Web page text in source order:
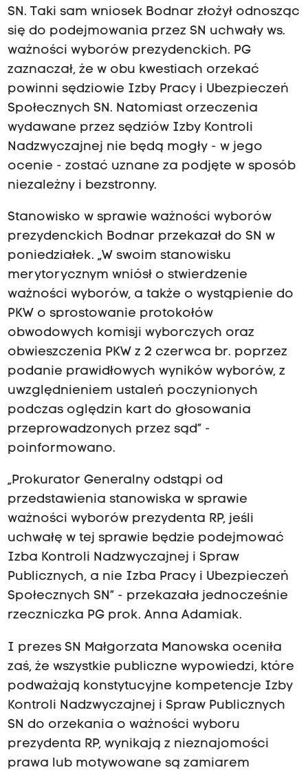
SN. Taki sam wniosek Bodnar złożył odnosząc
się do podejmowania przez SN uchwały ws.
ważności wyborów prezydenckich. PG
zaznaczał, że w obu kwestiach orzekać
powinni sędziowie Izby Pracy i Ubezpieczeń
Społecznych SN. Natomiast orzeczenia
wydawane przez sędziów Izby Kontroli
Nadzwyczajnej nie będą mogły - w jego
ocenie - zostać uznane za podjęte w sposób
niezależny i bezstronny.
Stanowisko w sprawie ważności wyborów
prezydenckich Bodnar przekazał do SN w
poniedziałek. „W swoim stanowisku
merytorycznym wniósł o stwierdzenie
ważności wyborów, a także o wystąpienie do
PKW o sprostowanie protokołów
obwodowych komisji wyborczych oraz
obwieszczenia PKW z 2 czerwca br. poprzez
podanie prawidłowych wyników wyborów, z
uwzględnieniem ustaleń poczynionych
podczas oględzin kart do głosowania
przeprowadzonych przez sąd” -
poinformowano.
„Prokurator Generalny odstąpi od
przedstawienia stanowiska w sprawie
ważności wyborów prezydenta RP, jeśli
uchwałę w tej sprawie będzie podejmować
Izba Kontroli Nadzwyczajnej i Spraw
Publicznych, a nie Izba Pracy i Ubezpieczeń
Społecznych SN” - przekazała jednocześnie
rzeczniczka PG prok. Anna Adamiak.
I prezes SN Małgorzata Manowska oceniła
zaś, że wszystkie publiczne wypowiedzi, które
podważają konstytucyjne kompetencje Izby
Kontroli Nadzwyczajnej i Spraw Publicznych
SN do orzekania o ważności wyboru
prezydenta RP, wynikają z nieznajomości
prawa lub motywowane są zamiarem